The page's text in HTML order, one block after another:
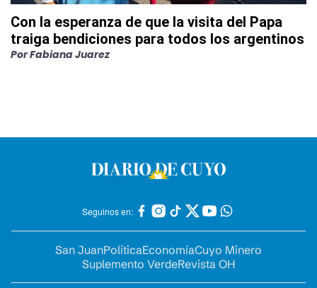
Con la esperanza de que la visita del Papa
traiga bendiciones para todos los argentinos
PorFabiana Juarez
Seguinos en:
San JuanPolíticaEconomíaCuyo Minero
Suplemento VerdeRevista OH